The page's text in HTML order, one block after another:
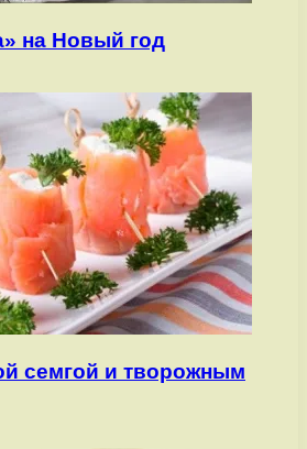
на Новый год
семгой и творожным